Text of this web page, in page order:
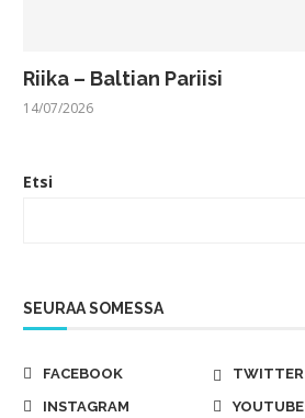
Riika – Baltian Pariisi
14/07/2026
Etsi
SEURAA SOMESSA
FACEBOOK
TWITTER
INSTAGRAM
YOUTUBE